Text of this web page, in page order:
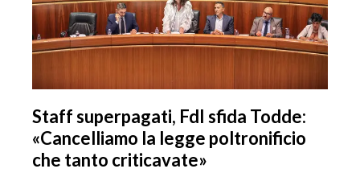
Staff superpagati, FdI sfida Todde:
«Cancelliamo la legge poltronificio
che tanto criticavate»